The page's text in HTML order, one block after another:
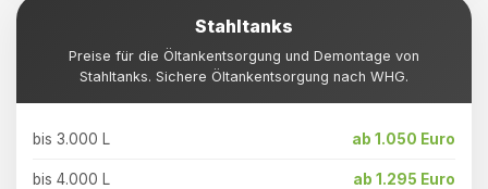
Stahltanks
Preise für die Öltankentsorgung und Demontage von
Stahltanks. Sichere Öltankentsorgung nach WHG.
bis 3.000 L ab 1.050 Euro
bis 4.000 L ab 1.295 Euro